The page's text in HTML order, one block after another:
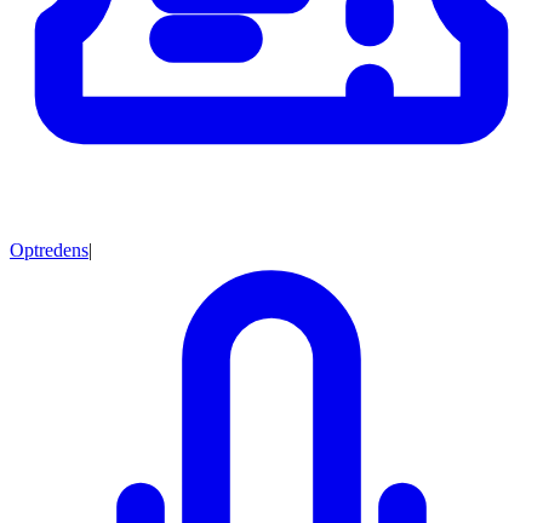
Optredens|